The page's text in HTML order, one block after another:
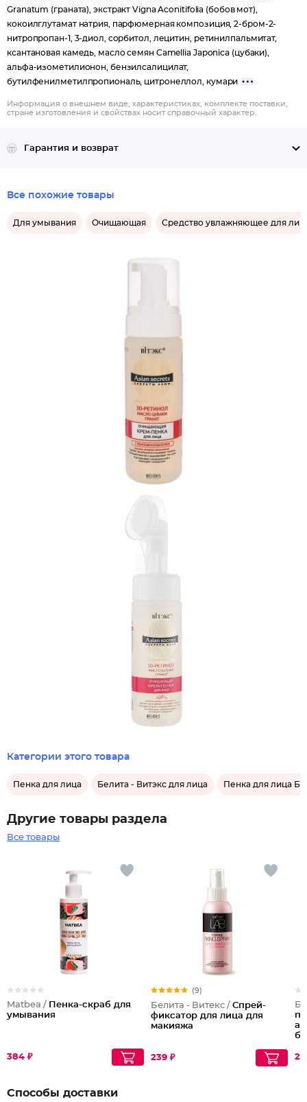
Granatum (граната), экстракт Vigna Aconitifolia (бобов мот),
кокоилглутамат натрия, парфюмерная композиция, 2-бром-2-
нитропропан-1, 3-диол, сорбитол, лецитин, ретинилпальмитат,
ксантановая камедь, масло семян Camellia Japonica (цубаки),
альфа-изометилионон, бензилсалицилат,
бутилфенилметилпропиональ, цитронеллол, кумари
Информация о внешнем виде, характеристиках, комплекте поставки,
стране изготовления и свойствах носит справочный характер.
Гарантия и возврат
Все похожие товары
Для умывания Очищающая Средство увлажняющее для
Категории этого товара
Пенка для лица Белита - Витэкс для лица Пенка для лица
Другие товары раздела
Все товары
Matbea / Пенка-скраб для
умывания
384 ₽
(9)
Белита - Витекс / Спрей-
фиксатор для лица для
макияжа
239 ₽
Способы доставки